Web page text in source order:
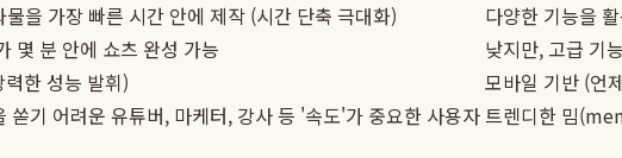
을 가장 빠른 시간 안에 제작 (시간 단축 극대화)
다양한 기능을
몇 분 안에 쇼츠 완성 가능
낮지만, 고급 기
한 성능 발휘)
모바일 기반 (언
쏟기 어려운 유튜버, 마케터, 강사 등 '속도'가 중요한 사용자트렌디한 밈